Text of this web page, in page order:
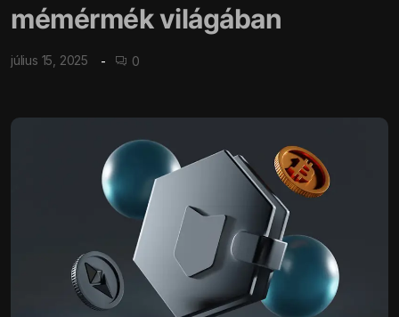
mémérmék világában
július 15, 2025 0